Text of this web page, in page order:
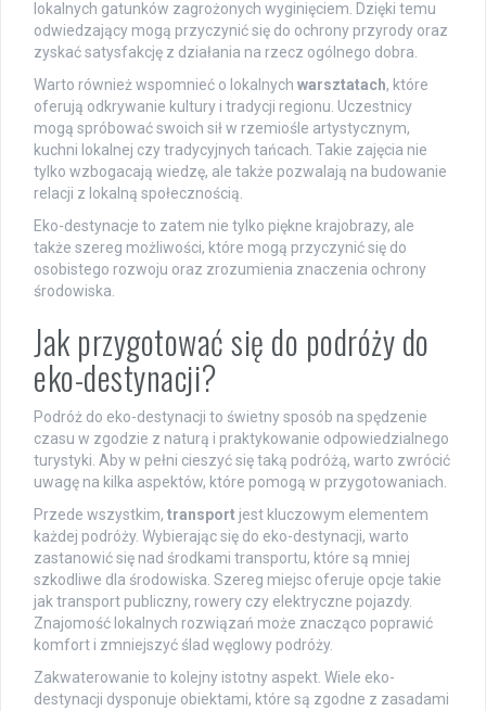
lokalnych gatunków zagrożonych wyginięciem. Dzięki temu
odwiedzający mogą przyczynić się do ochrony przyrody oraz
zyskać satysfakcję z działania na rzecz ogólnego dobra.
Warto również wspomnieć o lokalnych warsztatach, które
oferują odkrywanie kultury i tradycji regionu. Uczestnicy
mogą spróbować swoich sił w rzemiośle artystycznym,
kuchni lokalnej czy tradycyjnych tańcach. Takie zajęcia nie
tylko wzbogacają wiedzę, ale także pozwalają na budowanie
relacji z lokalną społecznością.
Eko-destynacje to zatem nie tylko piękne krajobrazy, ale
także szereg możliwości, które mogą przyczynić się do
osobistego rozwoju oraz zrozumienia znaczenia ochrony
środowiska.
Jak przygotować się do podróży do
eko-destynacji?
Podróż do eko-destynacji to świetny sposób na spędzenie
czasu w zgodzie z naturą i praktykowanie odpowiedzialnego
turystyki. Aby w pełni cieszyć się taką podróżą, warto zwrócić
uwagę na kilka aspektów, które pomogą w przygotowaniach.
Przede wszystkim, transport jest kluczowym elementem
każdej podróży. Wybierając się do eko-destynacji, warto
zastanowić się nad środkami transportu, które są mniej
szkodliwe dla środowiska. Szereg miejsc oferuje opcje takie
jak transport publiczny, rowery czy elektryczne pojazdy.
Znajomość lokalnych rozwiązań może znacząco poprawić
komfort i zmniejszyć ślad węglowy podróży.
Zakwaterowanie to kolejny istotny aspekt. Wiele eko-
destynacji dysponuje obiektami, które są zgodne z zasadami